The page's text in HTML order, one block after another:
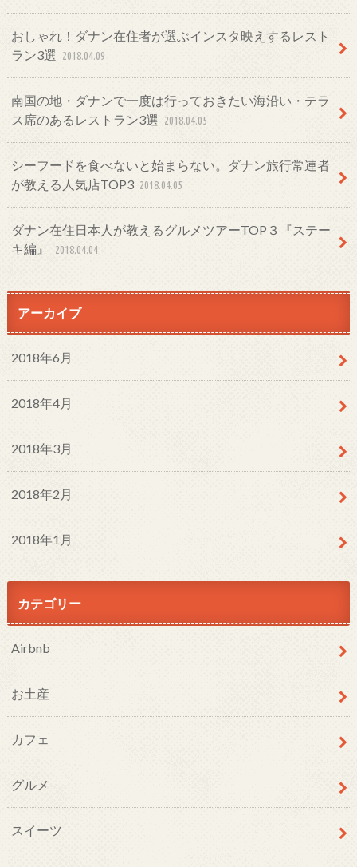
おしゃれ！ダナン在住者が選ぶインスタ映えするレスト
ラン3選 2018.04.09
南国の地・ダナンで一度は行っておきたい海沿い・テラ
ス席のあるレストラン3選 2018.04.05
シーフードを食べないと始まらない。ダナン旅行常連者
が教える人気店TOP3 2018.04.05
ダナン在住日本人が教えるグルメツアーTOP３『ステー
キ編』
2018.04.04
アーカイブ
2018年6月
2018年4月
2018年3月
2018年2月
2018年1月
カテゴリー
Airbnb
お土産
カフェ
グルメ
スイーツ